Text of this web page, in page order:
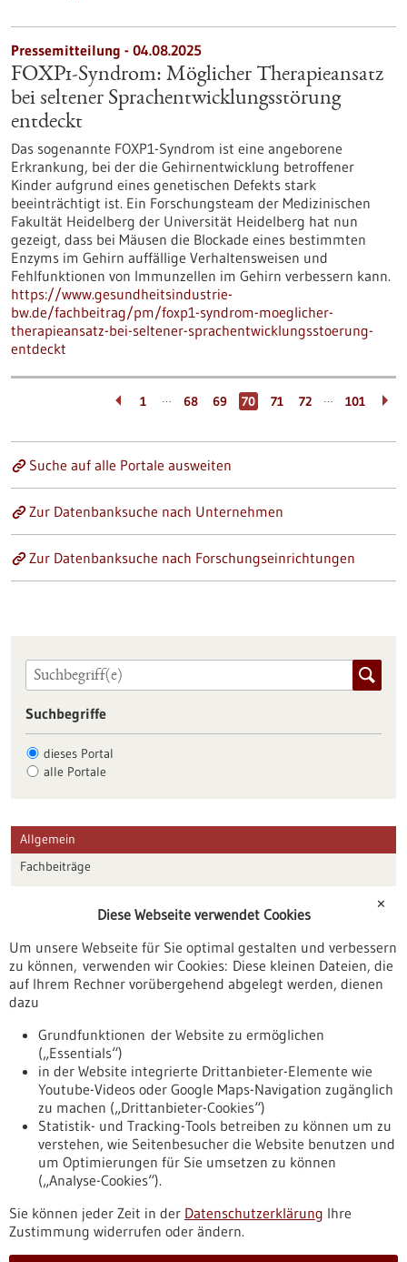
Pressemitteilung - 04.08.2025
FOXP1-Syndrom: Möglicher Therapieansatz
bei seltener Sprachentwicklungsstörung
entdeckt
Das sogenannte FOXP1-Syndrom ist eine angeborene
Erkrankung, bei der die Gehirnentwicklung betroffener
Kinder aufgrund eines genetischen Defekts stark
beeinträchtigt ist. Ein Forschungsteam der Medizinischen
Fakultät Heidelberg der Universität Heidelberg hat nun
gezeigt, dass bei Mäusen die Blockade eines bestimmten
Enzyms im Gehirn auffällige Verhaltensweisen und
Fehlfunktionen von Immunzellen im Gehirn verbessern kann.
https://www.gesundheitsindustrie-
bw.de/fachbeitrag/pm/foxp1-syndrom-moeglicher-
therapieansatz-bei-seltener-sprachentwicklungsstoerung-
entdeckt
1 … 68 69 70 71 72 … 101
Suche auf alle Portale ausweiten
Zur Datenbanksuche nach Unternehmen
Zur Datenbanksuche nach Forschungseinrichtungen
Suchbegriffe
dieses Portal
alle Portale
Allgemein
Fachbeiträge
Veranstaltungen
Erscheinungsdatum
Nach oben
Informiert bleiben
Newsletter abonnieren
✕
Diese Webseite verwendet Cookies
Um unsere Webseite für Sie optimal gestalten und verbessern
zu können, verwenden wir Cookies: Diese kleinen Dateien, die
auf Ihrem Rechner vorübergehend abgelegt werden, dienen
dazu
Grundfunktionen der Website zu ermöglichen
(„Essentials“)
in der Website integrierte Drittanbieter-Elemente wie
Youtube-Videos oder Google Maps-Navigation zugänglich
zu machen („Drittanbieter-Cookies“)
Statistik- und Tracking-Tools betreiben zu können um zu
verstehen, wie Seitenbesucher die Website benutzen und
um Optimierungen für Sie umsetzen zu können
(„Analyse-Cookies“).
Sie können jeder Zeit in der Datenschutzerklärung Ihre
Zustimmung widerrufen oder ändern.